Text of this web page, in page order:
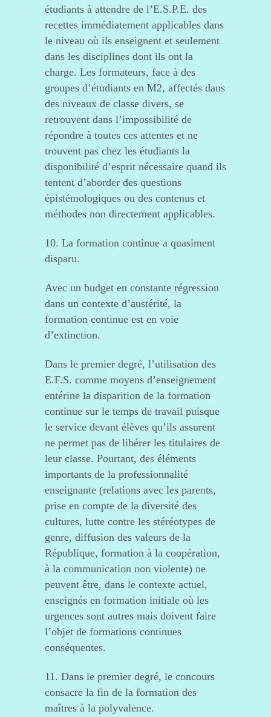
étudiants à attendre de l’E.S.P.E. des
recettes immédiatement applicables dans
le niveau où ils enseignent et seulement
dans les disciplines dont ils ont la
charge. Les formateurs, face à des
groupes d’étudiants en M2, affectés dans
des niveaux de classe divers, se
retrouvent dans l’impossibilité de
répondre à toutes ces attentes et ne
trouvent pas chez les étudiants la
disponibilité d’esprit nécessaire quand ils
tentent d’aborder des questions
épistémologiques ou des contenus et
méthodes non directement applicables.
10. La formation continue a quasiment
disparu.
Avec un budget en constante régression
dans un contexte d’austérité, la
formation continue est en voie
d’extinction.
Dans le premier degré, l’utilisation des
E.F.S. comme moyens d’enseignement
entérine la disparition de la formation
continue sur le temps de travail puisque
le service devant élèves qu’ils assurent
ne permet pas de libérer les titulaires de
leur classe. Pourtant, des éléments
importants de la professionnalité
enseignante (relations avec les parents,
prise en compte de la diversité des
cultures, lutte contre les stéréotypes de
genre, diffusion des valeurs de la
République, formation à la coopération,
à la communication non violente) ne
peuvent être, dans le contexte actuel,
enseignés en formation initiale où les
urgences sont autres mais doivent faire
l’objet de formations continues
conséquentes.
11. Dans le premier degré, le concours
consacre la fin de la formation des
maîtres à la polyvalence.